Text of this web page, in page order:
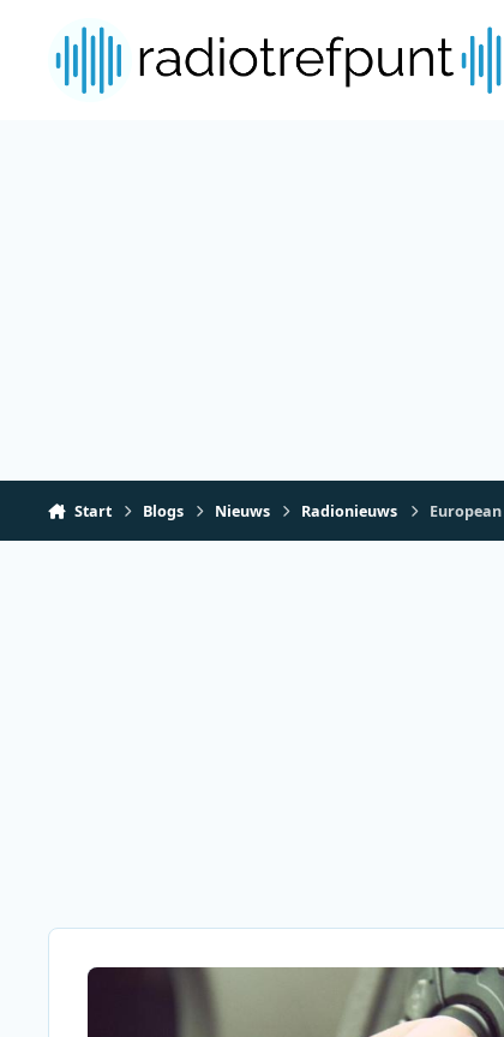
Start Blogs Nieuws Radionieuws